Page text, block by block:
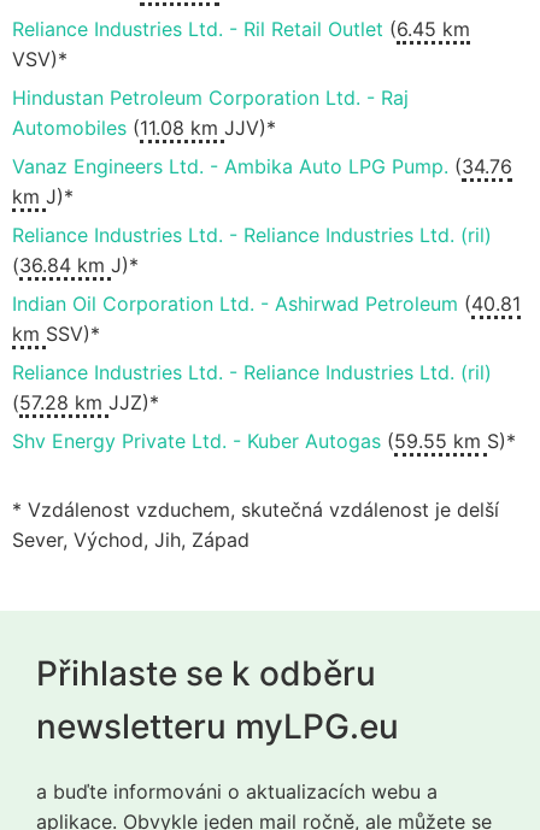
Reliance Industries Ltd. - Ril Retail Outlet (6.45 km
VSV)*
Hindustan Petroleum Corporation Ltd. - Raj
Automobiles (11.08 km JJV)*
Vanaz Engineers Ltd. - Ambika Auto LPG Pump. (34.76
km J)*
Reliance Industries Ltd. - Reliance Industries Ltd. (ril)
(36.84 km J)*
Indian Oil Corporation Ltd. - Ashirwad Petroleum (40.81
km SSV)*
Reliance Industries Ltd. - Reliance Industries Ltd. (ril)
(57.28 km JJZ)*
Shv Energy Private Ltd. - Kuber Autogas (59.55 km S)*
* Vzdálenost vzduchem, skutečná vzdálenost je delší
Sever, Východ, Jih, Západ
Přihlaste se k odběru
newsletteru myLPG.eu
a buďte informováni o aktualizacích webu a
aplikace. Obvykle jeden mail ročně, ale můžete se